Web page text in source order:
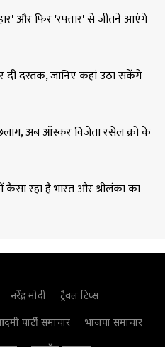
और फिर 'रफ्तार' से जीतने आएंगे
दस्तक, जानिए कहां उठा सकेंगे
छलांग, अब ऑस्कर विजेता रसेल क्रो के
कैसा रहा है भारत और श्रीलंका का
नरेंद्र मोदी
ट्रैवल टिप्स
पार्टी समाचार
भाजपा समाचार